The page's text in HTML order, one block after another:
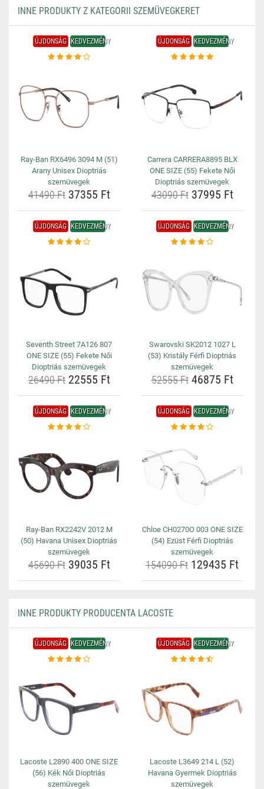
INNE PRODUKTY Z KATEGORII SZEMÜVEGKERET
ÚJDONSÁG KEDVEZMÉNY
Ray-Ban RX6496 3094 M (51)
Arany Unisex Dioptriás
szemüvegek
41490 Ft37355 Ft
ÚJDONSÁG KEDVEZMÉNY
Carrera CARRERA8895 BLX
ONE SIZE (55) Fekete Női
Dioptriás szemüvegek
43090 Ft37995 Ft
ÚJDONSÁG KEDVEZMÉNY
Seventh Street 7A126 807
ONE SIZE (55) Fekete Női
Dioptriás szemüvegek
26490 Ft22555 Ft
ÚJDONSÁG KEDVEZMÉNY
Swarovski SK2012 1027 L
(53) Kristály Férfi Dioptriás
szemüvegek
52555 Ft46875 Ft
ÚJDONSÁG KEDVEZMÉNY
Ray-Ban RX2242V 2012 M
(50) Havana Unisex Dioptriás
szemüvegek
45690 Ft39035 Ft
ÚJDONSÁG KEDVEZMÉNY
Chloe CH0270O 003 ONE SIZE
(54) Ezüst Férfi Dioptriás
szemüvegek
154090 Ft 129435 Ft
INNE PRODUKTY PRODUCENTA LACOSTE
ÚJDONSÁG KEDVEZMÉNY
Lacoste L2890 400 ONE SIZE
(56) Kék Női Dioptriás
szemüvegek
ÚJDONSÁG KEDVEZMÉNY
Lacoste L3649 214 L (52)
Havana Gyermek Dioptriás
szemüvegek